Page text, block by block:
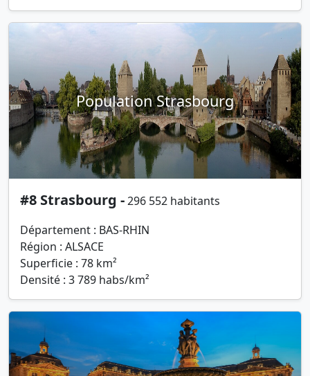
Population Strasbourg
#8 Strasbourg -296 552 habitants
Département : BAS-RHIN
Région : ALSACE
Superficie : 78 km²
Densité : 3 789 habs/km²